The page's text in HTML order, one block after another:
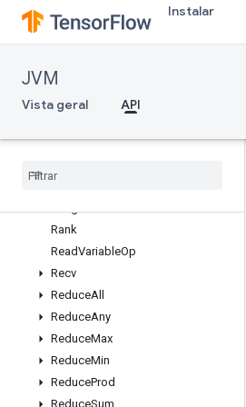
Instalar
JVM
Vista geral API
OrderedMapUnstageNoKey
Pad
ParallelDynamicStitch
Placeholder
Print
Rank
ReadVariableOp
Recv
ReduceAll
ReduceAny
ReduceMax
ReduceMin
ReduceProd
ReduceSum